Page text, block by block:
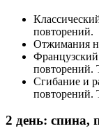
повторений.
Отжимания
повторений.
Сгибание и
повторений.
2 день: спина,